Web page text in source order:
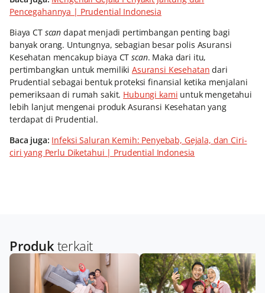
Pencegahannya | Prudential Indonesia
Biaya CT scan dapat menjadi pertimbangan penting bagi
banyak orang. Untungnya, sebagian besar polis Asuransi
Kesehatan mencakup biaya CTscan. Maka dari itu,
pertimbangkan untuk memiliki Asuransi Kesehatan dari
Prudential sebagai bentuk proteksi finansial ketika menjalani
pemeriksaan di rumah sakit. Hubungi kami untuk mengetahui
lebih lanjut mengenai produk Asuransi Kesehatan yang
terdapat di Prudential.
Baca juga: Infeksi Saluran Kemih: Penyebab, Gejala, dan Ciri-
ciri yang Perlu Diketahui | Prudential Indonesia
Produk terkait